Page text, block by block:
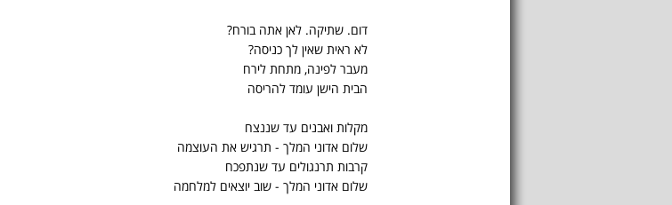
דום. שתיקה. לאן אתה בורח?
לא ראית שאין לך כניסה?
מעבר לפינה, מתחת לירח
הבית הישן עומד להריסה
מקלות ואבנים עד שננצח
שלום אדוני המלך - תרגיש את העוצמה
קרבות תרנגולים עד שנתפכח
שלום אדוני המלך - שוב יוצאים למלחמה